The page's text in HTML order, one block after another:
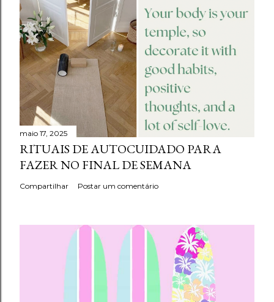
maio 17, 2025
RITUAIS DE AUTOCUIDADO PARA
FAZER NO FINAL DE SEMANA
Compartilhar Postar um comentário